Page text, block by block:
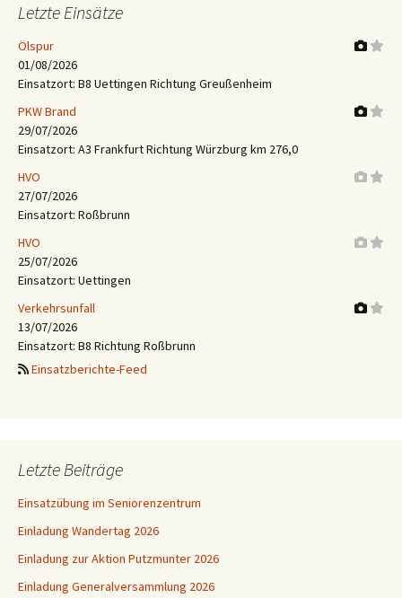
Letzte Einsätze
Ölspur
01/08/2026
Einsatzort: B8 Uettingen Richtung Greußenheim
PKW Brand
29/07/2026
Einsatzort: A3 Frankfurt Richtung Würzburg km 276,0
HVO
27/07/2026
Einsatzort: Roßbrunn
HVO
25/07/2026
Einsatzort: Uettingen
Verkehrsunfall
13/07/2026
Einsatzort: B8 Richtung Roßbrunn
Einsatzberichte-Feed
Letzte Beiträge
Einsatzübung im Seniorenzentrum
Einladung Wandertag 2026
Einladung zur Aktion Putzmunter 2026
Einladung Generalversammlung 2026